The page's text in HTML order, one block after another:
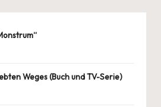
Weges (Buch und TV-Serie)